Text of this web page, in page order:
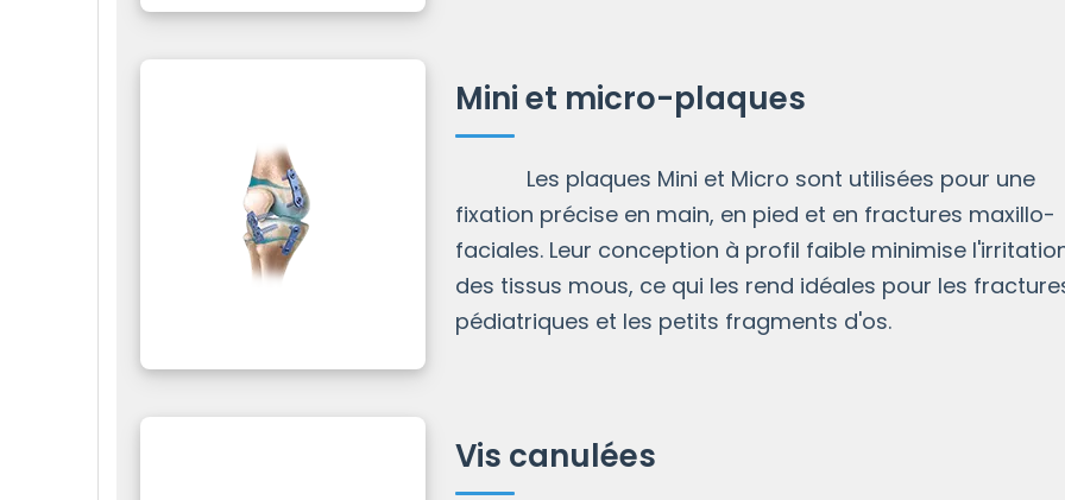
Mini et micro-plaques
Les plaques Mini et Micro sont utilisées pour une
fixation précise en main, en pied et en fractures maxillo-
faciales. Leur conception à profil faible minimise
des tissus mous, ce qui les rend idéales pour les
pédiatriques et les petits fragments d'os.
Vis canulées